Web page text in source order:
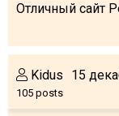
Отличный сайт
Kidus
105 posts
15